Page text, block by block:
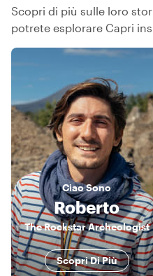
Scopri di più sulle loro
potrete esplorare Capri
CiaoSono
Roberto
The Rockstar Archeologist
Scopri Di Più